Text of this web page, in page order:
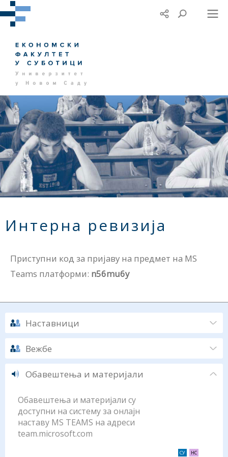
Интерна ревизија
Приступни код за пријаву на предмет на MS
Teams платформи: n56mu6y
Наставници
Вежбе
Обавештења и материјали
Обавештења и материјали су
доступни на систему за онлајн
наставу MS TEAMS на адреси
team.microsoft.com